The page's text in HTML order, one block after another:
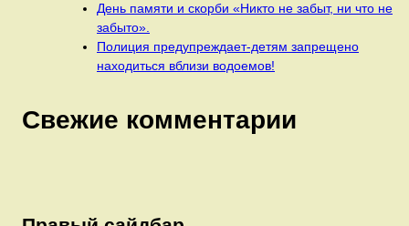
День памяти и скорби «Никто не забыт, ни что не
забыто».
Полиция предупреждает-детям запрещено
находиться вблизи водоемов!
Свежие комментарии